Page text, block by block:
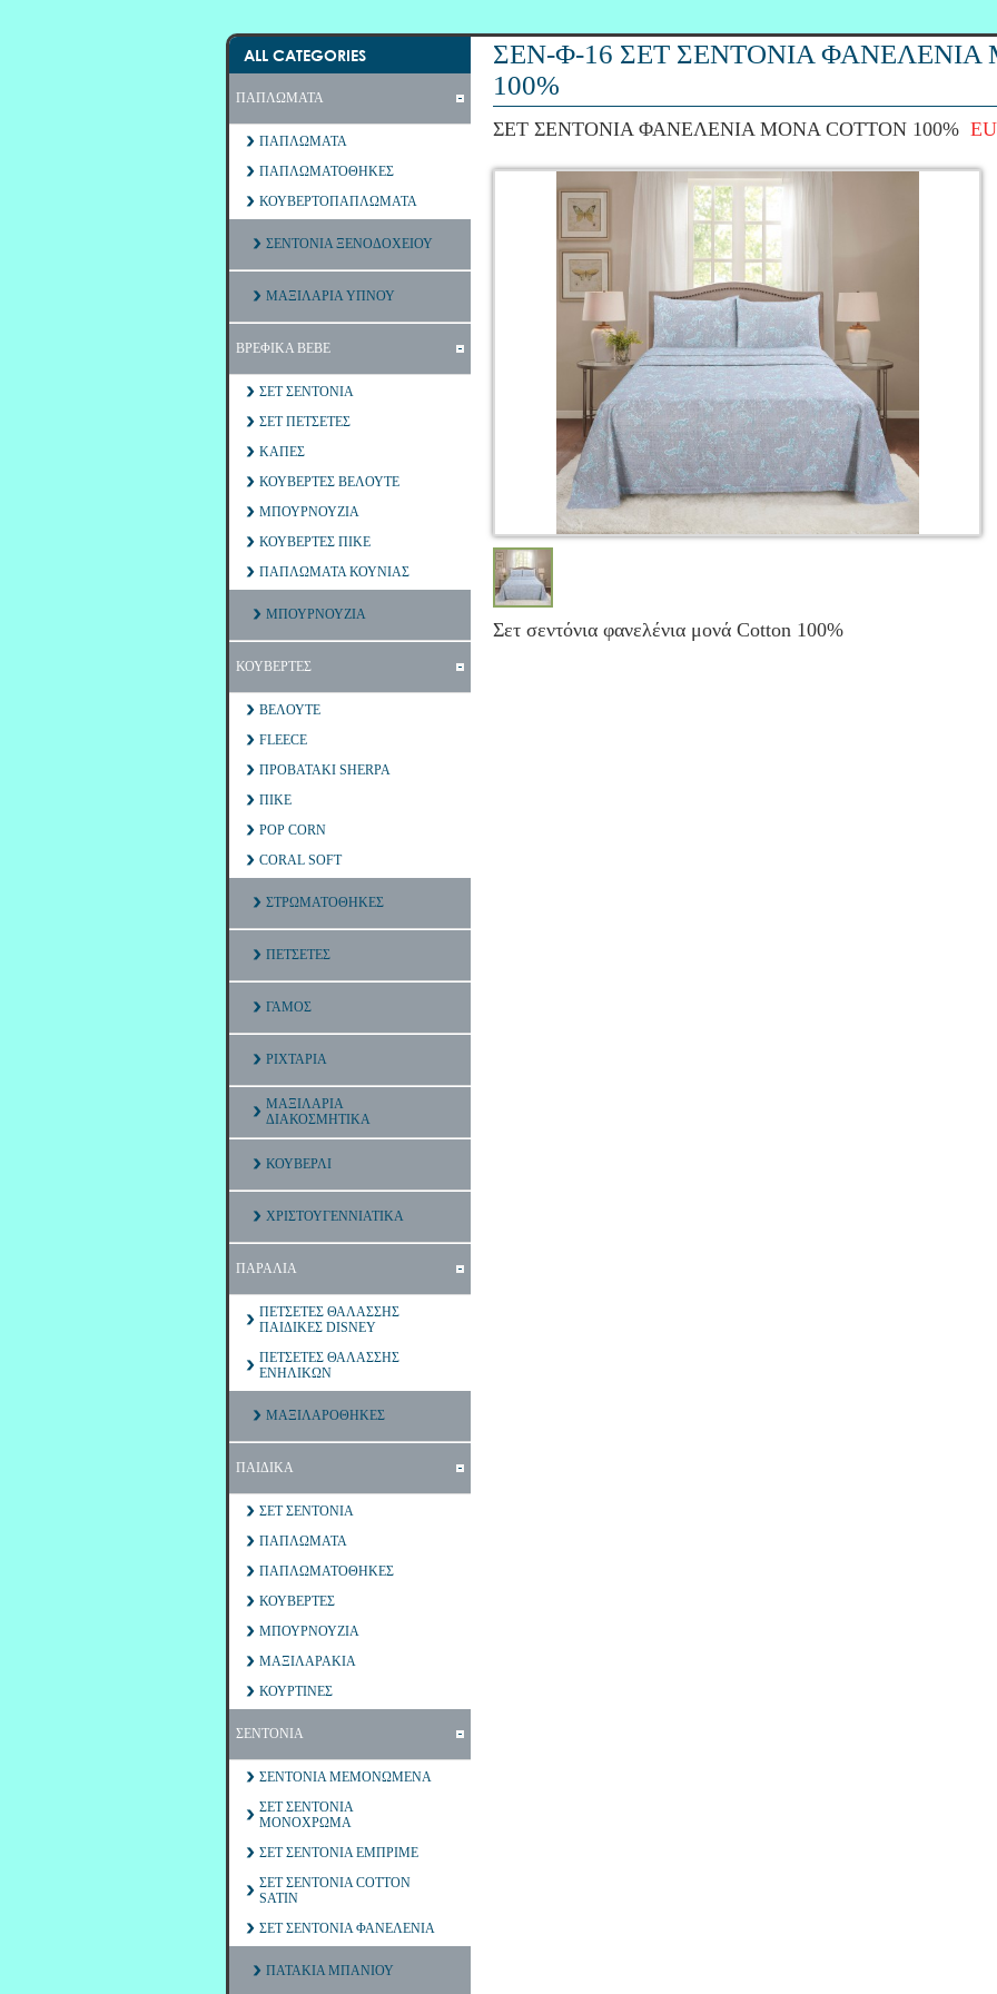
ALL CATEGORIES
ΠΑΠΛΩΜΑΤΑ
ΠΑΠΛΩΜΑΤΑ
ΠΑΠΛΩΜΑΤΟΘΗΚΕΣ
ΚΟΥΒΕΡΤΟΠΑΠΛΩΜΑΤΑ
ΣΕΝΤΟΝΙΑ ΞΕΝΟΔΟΧΕΙΟΥ
ΜΑΞΙΛΑΡΙΑ ΥΠΝΟΥ
ΒΡΕΦΙΚΑ ΒΕΒΕ
ΣΕΤ ΣΕΝΤΟΝΙΑ
ΣΕΤ ΠΕΤΣΕΤΕΣ
ΚΑΠΕΣ
ΚΟΥΒΕΡΤΕΣ ΒΕΛΟΥΤΕ
ΜΠΟΥΡΝΟΥΖΙΑ
ΚΟΥΒΕΡΤΕΣ ΠΙΚΕ
ΠΑΠΛΩΜΑΤΑ ΚΟΥΝΙΑΣ
ΜΠΟΥΡΝΟΥΖΙΑ
ΚΟΥΒΕΡΤΕΣ
ΒΕΛΟΥΤΕ
FLEECE
ΠΡΟΒΑΤΑΚΙ SHERPA
ΠΙΚΕ
POP CORN
CORAL SOFT
ΣΤΡΩΜΑΤΟΘΗΚΕΣ
ΠΕΤΣΕΤΕΣ
ΓΑΜΟΣ
ΡΙΧΤΑΡΙΑ
ΜΑΞΙΛΑΡΙΑ
ΔΙΑΚΟΣΜΗΤΙΚΑ
ΚΟΥΒΕΡΛΙ
ΧΡΙΣΤΟΥΓΕΝΝΙΑΤΙΚΑ
ΠΑΡΑΛΙΑ
ΠΕΤΣΕΤΕΣ ΘΑΛΑΣΣΗΣ
ΠΑΙΔΙΚΕΣ DISNEY
ΠΕΤΣΕΤΕΣ ΘΑΛΑΣΣΗΣ
ΕΝΗΛΙΚΩΝ
ΜΑΞΙΛΑΡΟΘΗΚΕΣ
ΠΑΙΔΙΚΑ
ΣΕΤ ΣΕΝΤΟΝΙΑ
ΠΑΠΛΩΜΑΤΑ
ΠΑΠΛΩΜΑΤΟΘΗΚΕΣ
ΚΟΥΒΕΡΤΕΣ
ΜΠΟΥΡΝΟΥΖΙΑ
ΜΑΞΙΛΑΡΑΚΙΑ
ΚΟΥΡΤΙΝΕΣ
ΣΕΝΤΟΝΙΑ
ΣΕΝΤΟΝΙΑ ΜΕΜΟΝΩΜΕΝΑ
ΣΕΤ ΣΕΝΤΟΝΙΑ
ΜΟΝΟΧΡΩΜΑ
ΣΕΤ ΣΕΝΤΟΝΙΑ ΕΜΠΡΙΜΕ
ΣΕΤ ΣΕΝΤΟΝΙΑ COTTON
SATIN
ΣΕΤ ΣΕΝΤΟΝΙΑ ΦΑΝΕΛΕΝΙΑ
ΠΑΤΑΚΙΑ ΜΠΑΝΙΟΥ
ΣΕΝ-Φ-16 ΣΕΤ ΣΕΝΤΟΝΙΑ ΦΑΝΕΛΕΝΙΑ
100%
ΣΕΤ ΣΕΝΤΟΝΙΑ ΦΑΝΕΛΕΝΙΑ ΜΟΝΑ COTTON 100%
Σετ σεντόνια φανελένια μονά Cotton 100%